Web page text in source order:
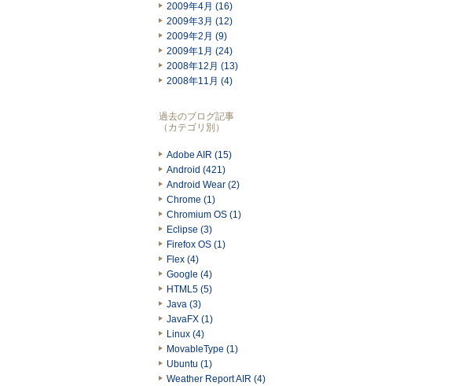
2009年4月 (16)
2009年3月 (12)
2009年2月 (9)
2009年1月 (24)
2008年12月 (13)
2008年11月 (4)
過去のブログ記事
（カテゴリ別）
Adobe AIR (15)
Android (421)
Android Wear (2)
Chrome (1)
Chromium OS (1)
Eclipse (3)
Firefox OS (1)
Flex (4)
Google (4)
HTML5 (5)
Java (3)
JavaFX (1)
Linux (4)
MovableType (1)
Ubuntu (1)
Weather Report AIR (4)